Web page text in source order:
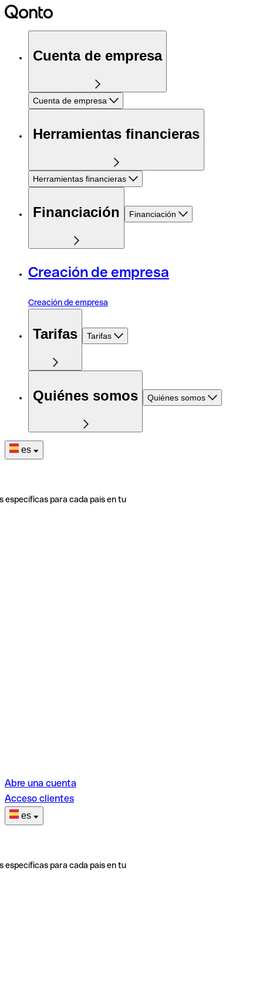
Cuenta de empresa
Cuenta de empresa
Herramientas financieras
Herramientas financieras
Financiación Financiación
Creación de empresa
Creación de empresa
Tarifas Tarifas
Quiénes somos Quiénes somos
es
específicas para cada país en tu
Abre una cuenta
Acceso clientes
es
específicas para cada país en tu